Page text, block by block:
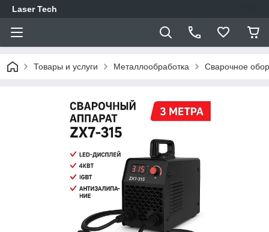
Laser Tech
Товары и услуги Металлообработка Сварочное